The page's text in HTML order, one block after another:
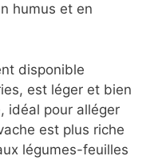
humus et en
disponible
est léger et bien
idéal pour alléger
est plus riche
légumes-feuilles